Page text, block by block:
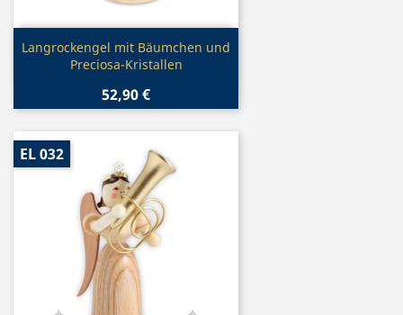
Vorschau
Langrockengel mit Bäumchen und
Preciosa-Kristallen
52,90 €
EL 032